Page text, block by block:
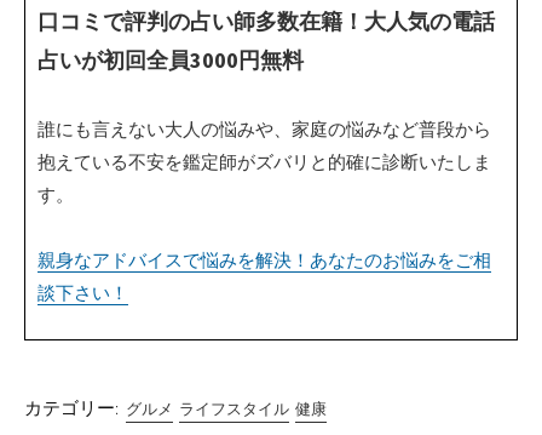
口コミで評判の占い師多数在籍！大人気の電話
占いが初回全員3000円無料
誰にも言えない大人の悩みや、家庭の悩みなど普段から
抱えている不安を鑑定師がズバリと的確に診断いたしま
す。
親身なアドバイスで悩みを解決！あなたのお悩みをご相
談下さい！
カテゴリー: グルメ ライフスタイル 健康